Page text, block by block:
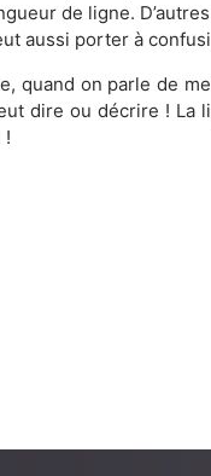
de ligne.
aussi porter à
quand on parle de
dire ou décrire ! La
!